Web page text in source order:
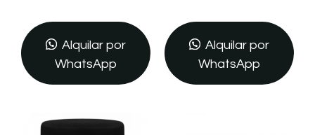
Alquilar por
WhatsApp
Alquilar por
WhatsApp